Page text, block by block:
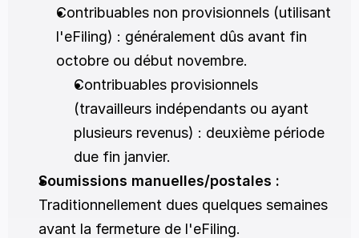
Contribuables non provisionnels (utilisant
l'eFiling) : généralement dûs avant fin
octobre ou début novembre.
Contribuables provisionnels
(travailleurs indépendants ou ayant
plusieurs revenus) : deuxième période
due fin janvier.
Soumissions manuelles/postales :
Traditionnellement dues quelques semaines
avant la fermeture de l'eFiling.